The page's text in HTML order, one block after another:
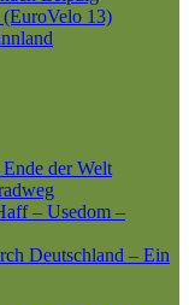
13)
der Welt
– Usedom –
Deutschland – Ein